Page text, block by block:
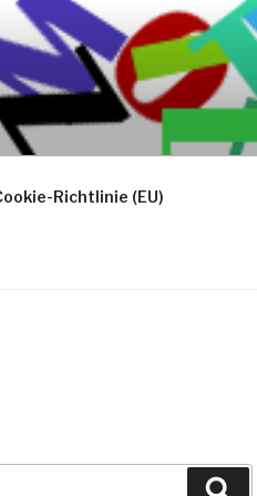
Richtlinie (EU)